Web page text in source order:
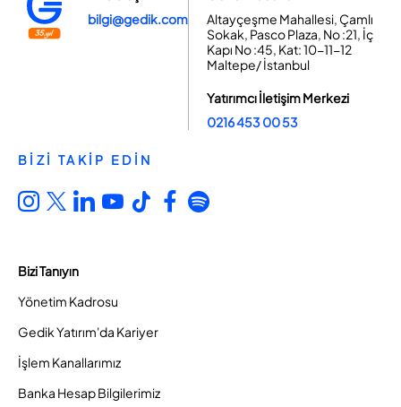
bilgi@gedik.com
Altayçeşme Mahallesi, Çamlı
Sokak, Pasco Plaza, No :21, İç
Kapı No :45, Kat: 10-11-12
Maltepe/ İstanbul
Yatırımcı İletişim Merkezi
0216 453 00 53
BİZİ TAKİP EDİN
Bizi Tanıyın
Yönetim Kadrosu
Gedik Yatırım'da Kariyer
İşlem Kanallarımız
Banka Hesap Bilgilerimiz